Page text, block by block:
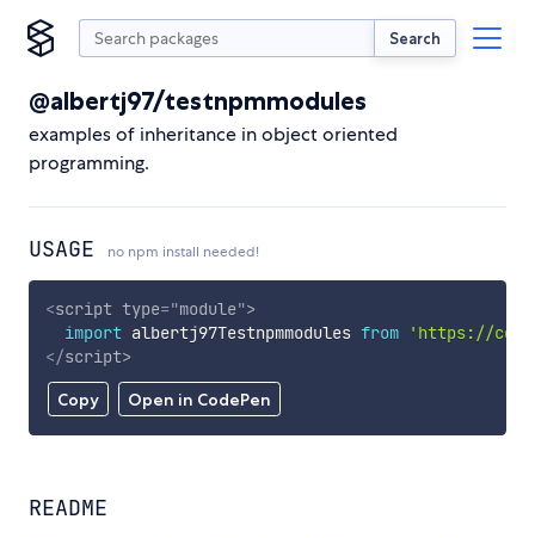
Search
@albertj97/testnpmmodules
examples of inheritance in object oriented
programming.
USAGE no npm install needed!
Copy Open in CodePen
<script type="module">
import albertj97Testnpmmodules from
'https://
</script>
README